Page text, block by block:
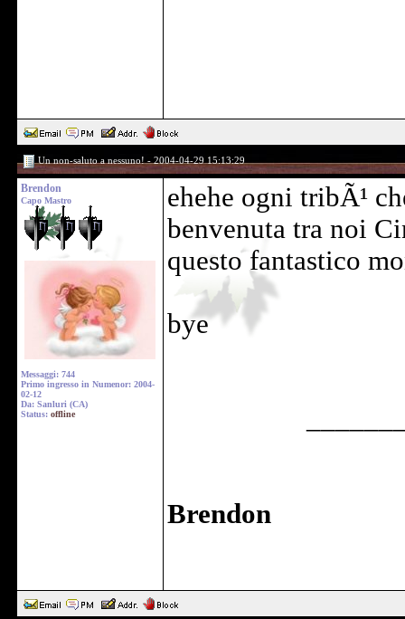
Un non-saluto a nessuno! - 2004-04-29 15:13:29
Brendon
Capo Mastro
Messaggi: 744
Primo ingresso in Numenor: 2004-
02-12
Da: Sanluri (CA)
Status: offline
ehehe ogni tribÃ¹
benvenuta tra noi
questo fantastico
bye
Brendon